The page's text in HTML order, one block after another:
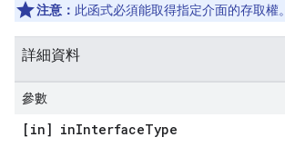
注意： 此函式必須能取得指定介面的存取權。
詳細資料
參數
[in] inInterfaceType